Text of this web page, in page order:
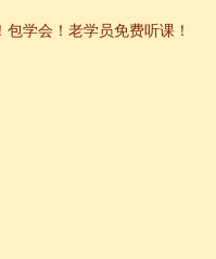
学会！老学员免费听课！